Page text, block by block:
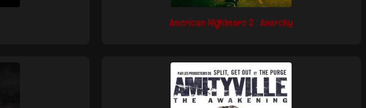
American Nightmare 2 : Anarchy